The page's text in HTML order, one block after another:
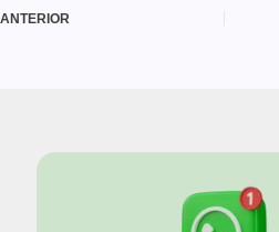
ANTERIOR